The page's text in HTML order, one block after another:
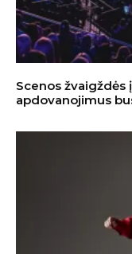
Scenos žvaigždės
apdovanojimus